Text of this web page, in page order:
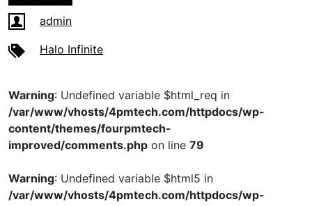
admin
Halo Infinite
Warning: Undefined variable $html_req in
/var/www/vhosts/4pmtech.com/httpdocs/wp-
content/themes/fourpmtech-
improved/comments.php on line 79
Warning: Undefined variable $html5 in
/var/www/vhosts/4pmtech.com/httpdocs/wp-